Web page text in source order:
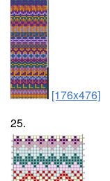
[176x476]
25.